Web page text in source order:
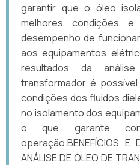
garantir que o óleo
melhores condições
desempenho de
aos equipamentos
resultados da
transformador é
condições dos fluidos
no isolamento dos
o que garante
operação.BENEFÍCIOS E
ANÁLISE DE ÓLEO DE